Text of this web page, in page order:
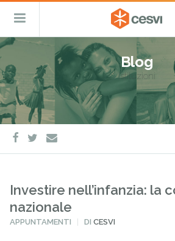
Salta
al
contenuto
CESVI
Fondazione
–
ETS
Cooperazione,
Emergenza
e
Sviluppo
Menu
Blog
istituzioni
facebook
twitter
e-
mail
Investire nell’infanzia: la
nazionale
PUBBLICATO
APPUNTAMENTI DICESVI